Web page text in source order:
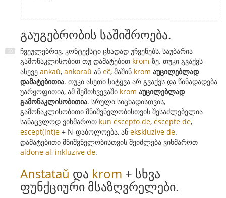
გაუგებრობის საშიშროება.
ჩვეულებრივ, კონტექსტი ცხადად უჩვენებს, საუბარია
გამონაკლისობით თუ დამატებით krom-ზე. თუკი გვაქვს
ასევე ankaŭ, ankoraŭ ან eĉ, მაშინ krom აუცილებლად
დამატებითია. თუკი ასეთი სიტყვა არ გვაქვს და წინადადება
უარყოფითია, ამ შემთხვევაში krom აუცილებლად
გამონაკლისობითია. სრული სიცხადისთვის,
გამონაკლისობითი მნიშვნელობისთვის შესაძლებელია
სანაცვლოდ ვიხმაროთ kun escepto de, escepte de,
escept(int)e + N-დაბოლოება, ან ekskluzive de.
დამატებითი მნიშვნელობისთვის შეიძლება ვიხმაროთ
aldone al, inkluzive de.
Anstataŭ და krom + სხვა
ფუნქციური მსაზღვრელები.